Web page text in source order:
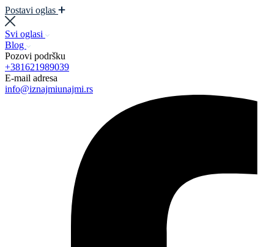
Postavi oglas
Svi oglasi
Blog
Pozovi podršku
+381621989039
E-mail adresa
info@iznajmiunajmi.rs